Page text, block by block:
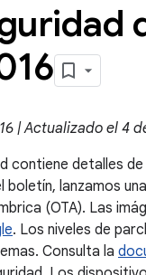
| Actualizado el 4
contiene detalles
lanzamos
(OTA). Las
. Los niveles de
Consulta la